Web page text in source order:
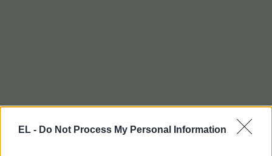
EL - Do Not Process My Personal Information